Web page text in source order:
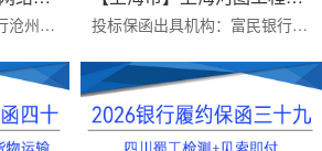
投标保函出具机构：建行沧州新华路支行保函受益人：百度在线网络技术（北京）有限公司保函金额：200000出函时间：2026年07月16日办理优势：1 完全符合招标公告要求2费用便宜... 投标保函出具机构：富民银行保函受益人：上海河图工程股份有限公司保函金额：50000出函时间：2026年07月16日办理优势：1 完全符合招标文件要求（招标文件有格式要求）2费用...